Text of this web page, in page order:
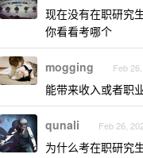
现在没有在职研究
你看看考哪个
mogging Feb
能带来收入或者职
qunali Feb 26,
为什么考在职研究